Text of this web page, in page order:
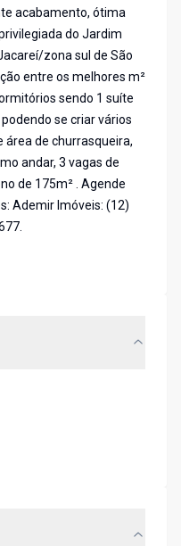
acabamento, ótima
do Jardim
zona sul de São
entre os melhores m²
sendo 1 suíte
se criar vários
área de churrasqueira,
andar, 3 vagas de
de 175m² . Agende
Ademir Imóveis: (12)